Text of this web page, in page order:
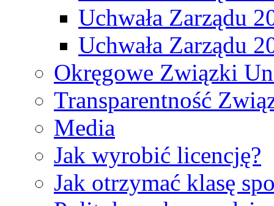
Uchwała Zarządu
Uchwała Zarządu
Okręgowe Związki
Transparentność
Media
Jak wyrobić licencję?
Jak otrzymać klasę